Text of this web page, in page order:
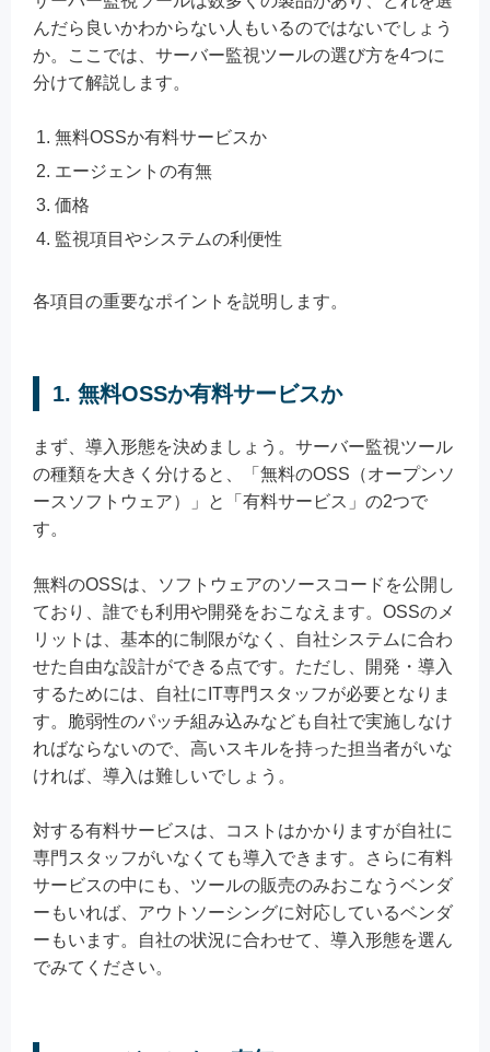
んだら良いかわからない人もいるのではないでしょう
か。ここでは、サーバー監視ツールの選び方を4つに
分けて解説します。
無料OSSか有料サービスか
エージェントの有無
価格
監視項目やシステムの利便性
各項目の重要なポイントを説明します。
1. 無料OSSか有料サービスか
まず、導入形態を決めましょう。サーバー監視ツール
の種類を大きく分けると、「無料のOSS（オープンソ
ースソフトウェア）」と「有料サービス」の2つで
す。
無料のOSSは、ソフトウェアのソースコードを公開し
ており、誰でも利用や開発をおこなえます。OSSのメ
リットは、基本的に制限がなく、自社システムに合わ
せた自由な設計ができる点です。ただし、開発・導入
するためには、自社にIT専門スタッフが必要となりま
す。脆弱性のパッチ組み込みなども自社で実施しなけ
ればならないので、高いスキルを持った担当者がいな
ければ、導入は難しいでしょう。
対する有料サービスは、コストはかかりますが自社に
専門スタッフがいなくても導入できます。さらに有料
サービスの中にも、ツールの販売のみおこなうベンダ
ーもいれば、アウトソーシングに対応しているベンダ
ーもいます。自社の状況に合わせて、導入形態を選ん
でみてください。